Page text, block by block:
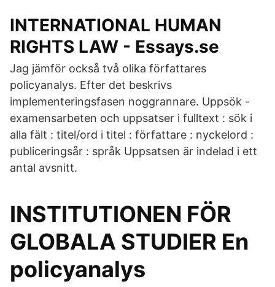
INTERNATIONAL HUMAN
RIGHTS LAW - Essays.se
Jag jämför också två olika författares
policyanalys. Efter det beskrivs
implementeringsfasen noggrannare. Uppsök -
examensarbeten och uppsatser i fulltext : sök i
alla fält : titel/ord i titel : författare : nyckelord :
publiceringsår : språk Uppsatsen är indelad i ett
antal avsnitt.
INSTITUTIONEN FÖR
GLOBALA STUDIER En
policyanalys